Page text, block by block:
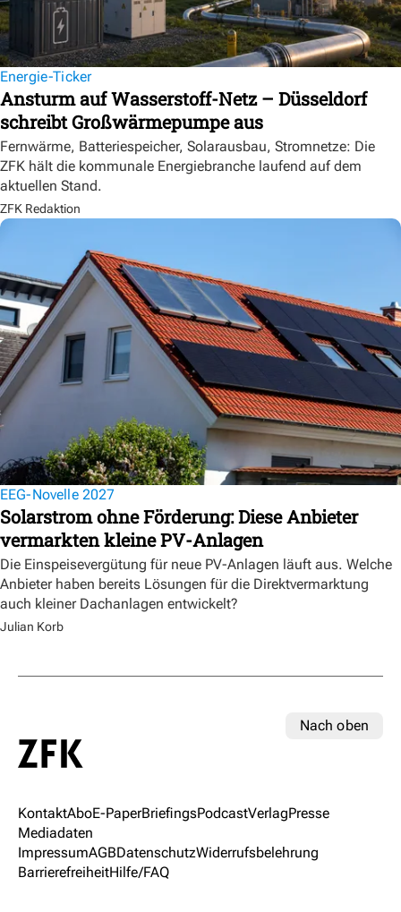
Energie-Ticker
Ansturm auf Wasserstoff-Netz – Düsseldorf
schreibt Großwärmepumpe aus
Fernwärme, Batteriespeicher, Solarausbau, Stromnetze: Die
ZFK hält die kommunale Energiebranche laufend auf dem
aktuellen Stand.
ZFK Redaktion
EEG-Novelle 2027
Solarstrom ohne Förderung: Diese Anbieter
vermarkten kleine PV-Anlagen
Die Einspeisevergütung für neue PV-Anlagen läuft aus. Welche
Anbieter haben bereits Lösungen für die Direktvermarktung
auch kleiner Dachanlagen entwickelt?
Julian Korb
Nach oben
KontaktAboE-PaperBriefingsPodcastVerlagPresse
Mediadaten
ImpressumAGBDatenschutzWiderrufsbelehrung
BarrierefreiheitHilfe/FAQ